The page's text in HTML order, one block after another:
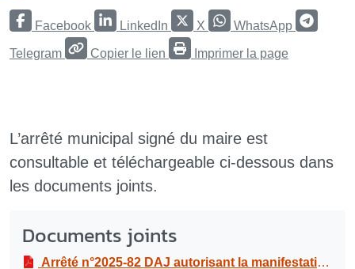
Facebook LinkedIn X WhatsApp
Telegram Copier le lien Imprimer la page
L’arrêté municipal signé du maire est
consultable et téléchargeable ci-dessous dans
les documents joints.
Documents joints
Arrêté n°2025-82 DAJ autorisant la manifestation “Salon du mariage-destination îles de Guadeloupe” à l’hôtel Arawak, à la Pointe de la Verdure, du vendredi 28 au dimanche 30 mars 2025